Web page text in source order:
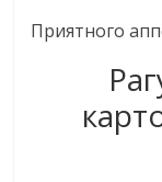
Приятного